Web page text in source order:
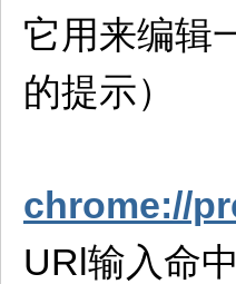
它用来编辑
的提示）
chrome://
URl输入命